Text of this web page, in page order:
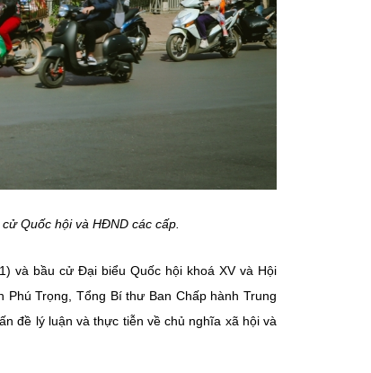
Quốc hội và HĐND các cấp.
và bầu cử Đại biểu Quốc hội khoá XV và Hội
Trọng, Tổng Bí thư Ban Chấp hành Trung
đề lý luận và thực tiễn về chủ nghĩa xã hội và